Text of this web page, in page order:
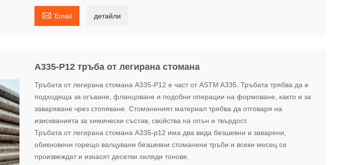
 Email детайли
A335-P12 тръба от легирана стомана
Тръбата от легирана стомана A335-P12 е част от ASTM A335. Тръбата трябва да е
подходяща за огъване, фланцоване и подобни операции на формоване, както и за
заваряване чрез стопяване. Стоманеният материал трябва да отговаря на
изискванията за химически състав, свойства на опън и твърдост.
Тръбата от легирана стомана A335-p12 има два вида безшевни и заварени,
обикновени горещо валцувани безшевни стоманени тръби и всеки месец се
произвеждат и изнасят десетки хиляди тонове.